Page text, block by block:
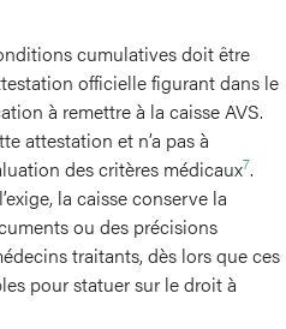
cumulatives doit être
officielle figurant dans le
à remettre à la caisse AVS.
attestation et n’a pas à
des critères médicaux7.
la caisse conserve la
ou des précisions
traitants, dès lors que ces
pour statuer sur le droit à